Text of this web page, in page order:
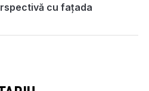
cu fațada